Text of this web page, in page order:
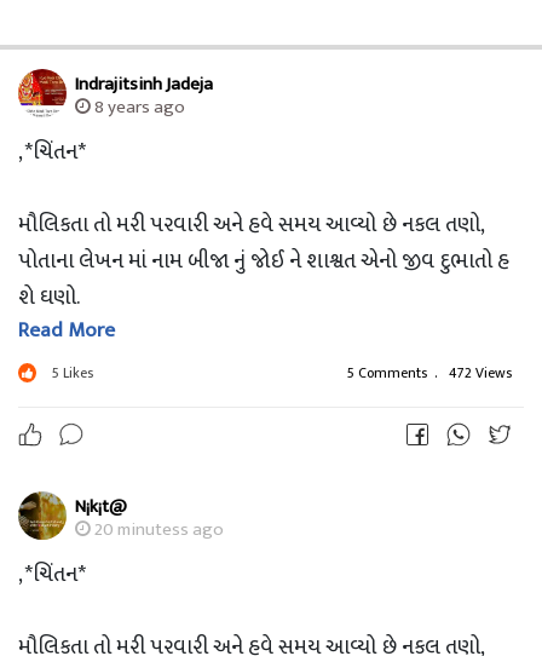
Indrajitsinh Jadeja
8 years ago
, *ચિંતન*
મૌલિકતા તો મરી પરવારી અને હવે સમય આવ્યો છે નકલ તણો,
પોતાના લેખન માં નામ બીજા નું જોઈ ને શાશ્વત એનો જીવ દુભાતો હ
શે ઘણો.
- તમામ નકલબાજો ને સમર્પિત જે બીજા ની રચના અને લેખન માં
સારીત કરતા હોય છે.....
હોય અને આપણે તેને પોતાના નામે વટાવી
જ્યારે એ વ્યક્તિ પોતાના જ લખેલ માં અન્ય નું નામ જોવે ત્યારે એના
હૃદય ને કેટલો આઘાત થતો હશે એ આપણે ક્યારેય વિચાર્યું...??
અને અન્ય ની લેખની માં પોતાનું નામ ઠોકી બેસાડવા નો ફાયદો પણ
Read More
5 Likes 5 Comments . 472 Views
N¡k¡t@
20 minutess ago
, *ચિંતન*
મૌલિકતા તો મરી પરવારી અને હવે સમય આવ્યો છે નકલ તણો,